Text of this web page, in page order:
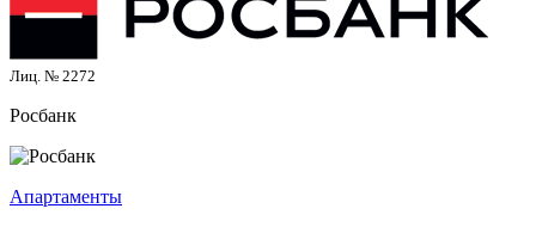
Лиц. № 2272
Росбанк
Апартаменты